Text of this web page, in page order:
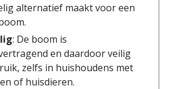
alternatief maakt voor een
: De boom is
en daardoor veilig
zelfs in huishoudens met
of huisdieren.